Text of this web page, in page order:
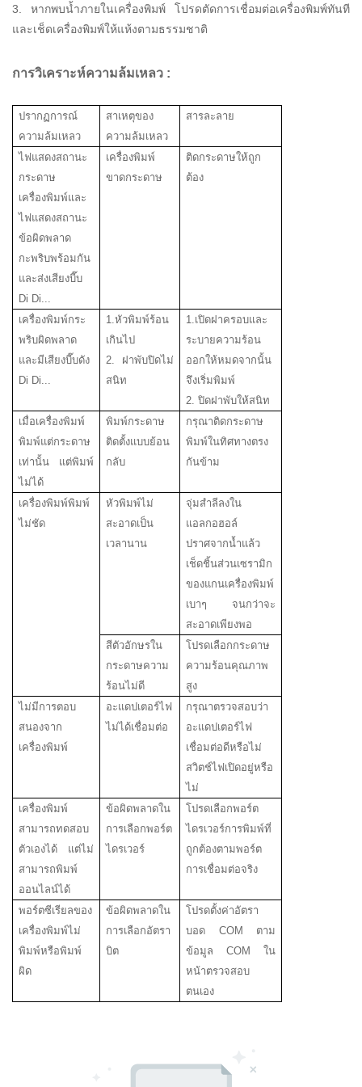
3. หากพบน้ำภายในเครื่องพิมพ์ โปรดตัดการเชื่อมต่อเครื่องพิมพ์ทันที
และเช็ดเครื่องพิมพ์ให้แห้งตามธรรมชาติ
การวิเคราะห์ความล้มเหลว :
ปรากฏการณ์
ความล้มเหลว
สาเหตุของ
ความล้มเหลว
สารละลาย
ไฟแสดงสถานะ
กระดาษ
เครื่องพิมพ์และ
ไฟแสดงสถานะ
ข้อผิดพลาด
กะพริบพร้อมกัน
และส่งเสียงบี๊บ
Di Di...
เครื่องพิมพ์
ขาดกระดาษ
ติดกระดาษให้ถูก
ต้อง
เครื่องพิมพ์กระ
พริบผิดพลาด
และมีเสียงบี๊บดัง
Di Di...
1.หัวพิมพ์ร้อน
เกินไป
2. ฝาพับปิดไม่
สนิท
1.เปิดฝาครอบและ
ระบายความร้อน
ออกให้หมดจากนั้น
จึงเริ่มพิมพ์
2. ปิดฝาพับให้สนิท
เมื่อเครื่องพิมพ์
พิมพ์แต่กระดาษ
เท่านั้น แต่พิมพ์
ไม่ได้
พิมพ์กระดาษ
ติดตั้งแบบย้อน
กลับ
กรุณาติดกระดาษ
พิมพ์ในทิศทางตรง
กันข้าม
เครื่องพิมพ์พิมพ์
ไม่ชัด
หัวพิมพ์ไม่
สะอาดเป็น
เวลานาน
จุ่มสำลีลงใน
แอลกอฮอล์
ปราศจากน้ำแล้ว
เช็ดชิ้นส่วนเซรามิก
ของแกนเครื่องพิมพ์
เบาๆ จนกว่าจะ
สะอาดเพียงพอ
สีตัวอักษรใน
กระดาษความ
ร้อนไม่ดี
โปรดเลือกกระดาษ
ความร้อนคุณภาพ
สูง
ไม่มีการตอบ
สนองจาก
เครื่องพิมพ์
อะแดปเตอร์ไฟ
ไม่ได้เชื่อมต่อ
กรุณาตรวจสอบว่า
อะแดปเตอร์ไฟ
เชื่อมต่อดีหรือไม่
สวิตช์ไฟเปิดอยู่หรือ
ไม่
เครื่องพิมพ์
สามารถทดสอบ
ตัวเองได้ แต่ไม่
สามารถพิมพ์
ออนไลน์ได้
ข้อผิดพลาดใน
การเลือกพอร์ต
ไดรเวอร์
โปรดเลือกพอร์ต
ไดรเวอร์การพิมพ์ที่
ถูกต้องตามพอร์ต
การเชื่อมต่อจริง
พอร์ตซีเรียลของ
เครื่องพิมพ์ไม่
พิมพ์หรือพิมพ์
ผิด
ข้อผิดพลาดใน
การเลือกอัตรา
บิต
โปรดตั้งค่าอัตรา
บอด COM ตาม
ข้อมูล COM ใน
หน้าตรวจสอบ
ตนเอง